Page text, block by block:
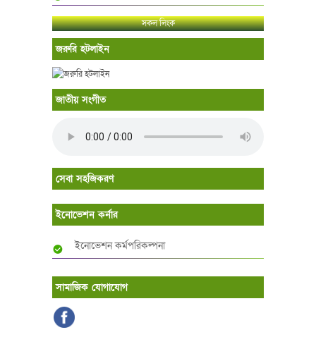
সকল লিংক
জরুরি হটলাইন
জাতীয় সংগীত
সেবা সহজিকরণ
ইনোভেশন কর্নার
ইনোভেশন কর্মপরিকল্পনা
সামাজিক যোগাযোগ